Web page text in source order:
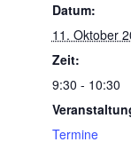
Datum:
11. Oktober
Zeit:
9:30 - 10:30
Termine